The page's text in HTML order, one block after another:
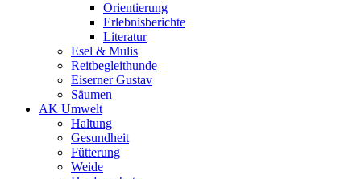
Orientierung
Erlebnisberichte
Literatur
Esel & Mulis
Reitbegleithunde
Eiserner Gustav
Säumen
AK Umwelt
Haltung
Gesundheit
Fütterung
Weide